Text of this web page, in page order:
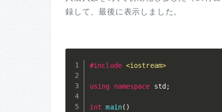
録して、最後に表示しました。
#include <iostream>
using namespace std ;
int main( )